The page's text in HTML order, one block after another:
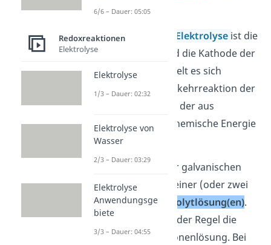
(+)
Aufgepasst:
Elektrolyse ist die
Anode der Pluspol und die Kathode der
Minuspol! Dabei handelt es sich
sozusagen um die Umkehrreaktion der
galvanischen Zelle, bei der aus
elektrischer Energie chemische Energie
gewonnen wird.
Beide Elektroden einer galvanischen
Zelle befinden sich in einer (oder zwei
verschiedenen)Elektrolytlösung(en).
Bei Metallen ist das in der Regel die
dazugehörige Metallionenlösung. Bei
6/6 – Dauer: 05:05
Redoxreaktionen
Elektrolyse
Elektrolyse
1/3 – Dauer: 02:32
Elektrolyse von
Wasser
2/3 – Dauer: 03:29
Elektrolyse
Anwendungsge
biete
3/3 – Dauer: 04:55